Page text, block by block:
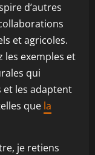
d’autres
et agricoles.
les exemples et
qui
et les adaptent
que la
je retiens